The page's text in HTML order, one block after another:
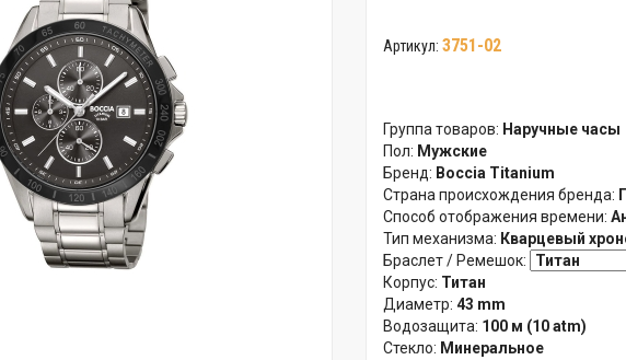
Артикул: 3751-02
Группа товаров: Наручные часы
Пол: Мужские
Бренд: Boccia Titanium
Страна происхождения бренда:
Способ отображения времени:
Тип механизма: Кварцевый
Браслет / Ремешок:
Корпус: Титан
Диаметр: 43 mm
Водозащита: 100 м (10 atm)
Стекло: Минеральное